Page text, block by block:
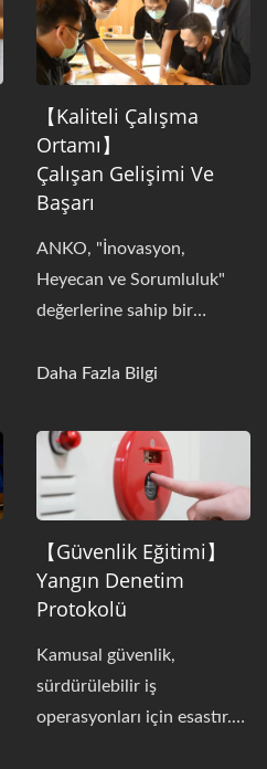
【Kaliteli Çalışma
Ortamı】
Çalışan Gelişimi Ve
Başarı
ANKO, "İnovasyon,
Heyecan ve Sorumluluk"
değerlerine sahip bir
profesyonel yaşamlarına ve
bulunmak için mükemmel
bir çalışma ve öğrenme
ortamı yaratmaya kararlıyız.
Daha Fazla Bilgi
【Güvenlik Eğitimi】
Yangın Denetim
Protokolü
Kamusal güvenlik,
sürdürülebilir iş
operasyonları için esastır.